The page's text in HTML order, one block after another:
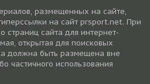
размещенных на сайте,
на cайт prsport.net. При
страниц сайта для интернет-
открытая для поисковых
должна быть размещена вне
частичного использования